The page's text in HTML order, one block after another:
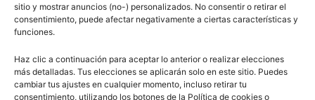
sitio y mostrar anuncios (no-) personalizados. No consentir o retirar el
consentimiento, puede afectar negativamente a ciertas características y
funciones.
Haz clic a continuación para aceptar lo anterior o realizar elecciones
más detalladas. Tus elecciones se aplicarán solo en este sitio. Puedes
cambiar tus ajustes en cualquier momento, incluso retirar tu
consentimiento, utilizando los botones de la Política de cookies o